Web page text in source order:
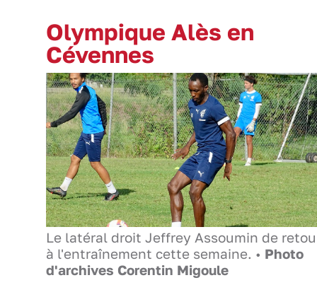
Olympique Alès en
Cévennes
Le latéral droit Jeffrey Assoumin de
à l'entraînement cette semaine. • Photo
d'archives Corentin Migoule